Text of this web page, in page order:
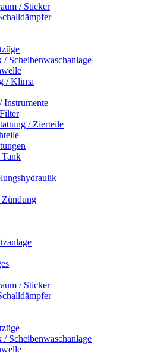
/ Sticker
Scheibenwaschanlage
/ Klima
Instrumente
/ Zierteile
/ Sticker
Scheibenwaschanlage